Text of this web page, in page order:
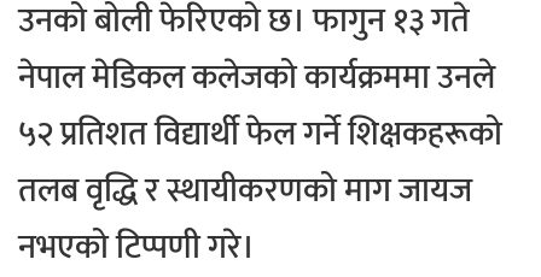
उनको बोली फेरिएको छ। फागुन १३ गते
नेपाल मेडिकल कलेजको कार्यक्रममा उनले
५२ प्रतिशत विद्यार्थी फेल गर्ने शिक्षकहरूको
तलब वृद्धि र स्थायीकरणको माग जायज
नभएको टिप्पणी गरे।